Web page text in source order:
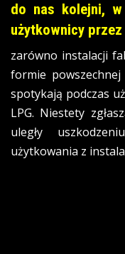
do nas kolejni,
użytkownicy przez
zarówno instalacji
formie
spotykają podczas
LPG. Niestety
uległy
użytkowania z